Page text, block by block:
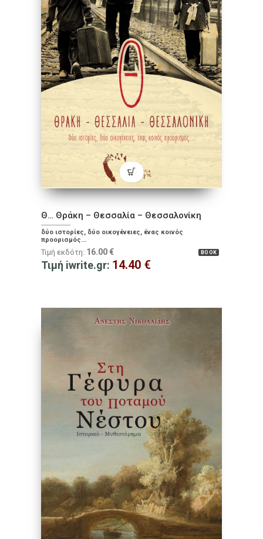
Θ… Θράκη – Θεσσαλία – Θεσσαλονίκη
δύο ιστορίες, δύο οικογένειες, ένας κοινός
προορισμός...
BOOK
Τιμή εκδότη: 16.00 €
Τιμή iwrite.gr: 14.40 €